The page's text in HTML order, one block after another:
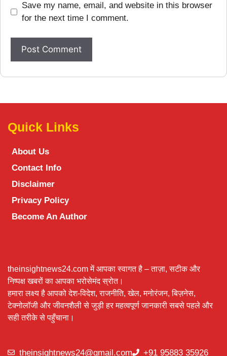
Save my name, email, and website in this browser
for the next time I comment.
Quick Links
About Us
Contact Info
Disclaimer
Privacy Policy
Become An Author
theinsightnews24.com में आपका स्वागत है – ताज़ा, सटीक और
निष्पक्ष खबरों का आपका भरोसेमंद स्रोत।
हमारा लक्ष्य है आपको देश-विदेश, राजनीति, खेल, मनोरंजन, बिज़नेस,
टेक्नोलॉजी और जीवनशैली से जुड़ी हर महत्वपूर्ण जानकारी सबसे पहले और
सही तरीके से पहुँचाना।
theinsightnews24@gmail.com +91 95883 35926